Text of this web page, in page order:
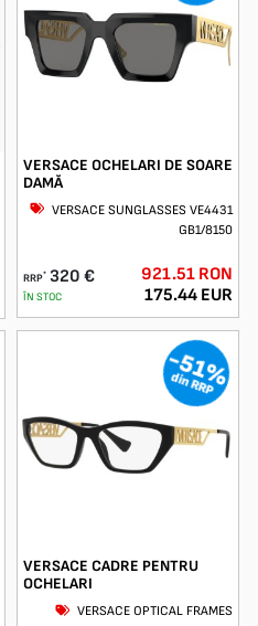
VERSACE OCHELARI DE SOARE
DAMĂ
VERSACE SUNGLASSES VE4431
GB1/8150
RRP* 320 €
ÎN STOC
921.51 RON
175.44 EUR
-51%
din RRP
VERSACE CADRE PENTRU
OCHELARI
VERSACE OPTICAL FRAMES